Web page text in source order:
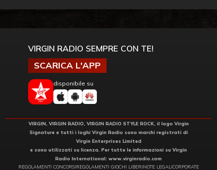
VIRGIN RADIO SEMPRE CON TE!
SCARICA L'APP
disponibile su
VIRGIN, VIRGIN RADIO, VIRGIN RADIO STYLE ROCK, il logo Virgin
Signature e tutti i loghi Virgin Radio sono marchi registrati di
Virgin Enterprises Limited
e sono utilizzati su licenza. Per tutte le informazioni su Virgin
Radio International: www.virginradio.com
REGOLAMENTI CONCORSIREGOLAMENTI GIOCHI LIBERINOTE LEGALICORPORATE